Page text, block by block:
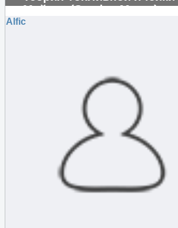
Мейера (Stanley Meyer)
Alfic